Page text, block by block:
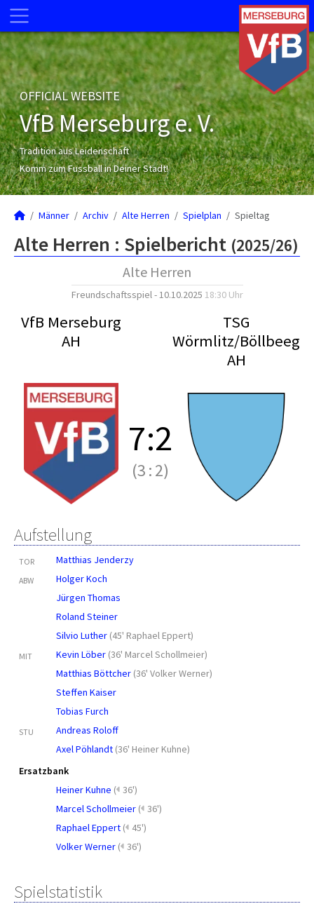
OFFICIAL WEBSITE
VfB Merseburg e. V.
Tradition aus Leidenschaft
Komm zum Fussball in Deiner Stadt!
Männer Archiv Alte Herren Spielplan Spieltag
Alte Herren : Spielbericht (2025/26)
Alte Herren
Freundschaftsspiel - 10.10.2025 18:30 Uhr
VfB Merseburg
AH
TSG
Wörmlitz/Böllbeeg
AH
7:2
(3:2)
Aufstellung
TOR Matthias Jenderzy
ABW
Holger Koch
Jürgen Thomas
Roland Steiner
Silvio Luther (45' Raphael Eppert)
MIT Kevin Löber (36' Marcel Schollmeier)
Matthias Böttcher (36' Volker Werner)
Steffen Kaiser
Tobias Furch
STU
Andreas Roloff
Axel Pöhlandt (36' Heiner Kuhne)
Ersatzbank
Heiner Kuhne ( 36')
Marcel Schollmeier ( 36')
Raphael Eppert ( 45')
Volker Werner ( 36')
Spielstatistik